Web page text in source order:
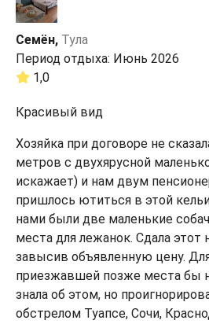
Семëн, Тула
Период отдыха: Июнь 2026
1,0
Красивый вид
Хозяйка при договоре не
метров с двухярусной
искажает) и нам двум
пришлось ютиться в этой
нами были две маленькие
места для лежанок. Сдала этот
завысив объявленную цену.
приезжавшей позже места бы
знала об этом, но
обстрелом Туапсе, Сочи,